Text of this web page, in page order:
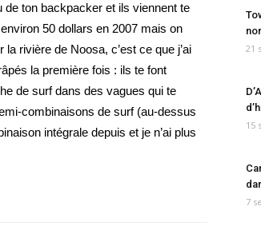
de ton backpacker et ils viennent te
50 dollars en 2007 mais on
rivière de Noosa, c’est ce que j’ai
la première fois : ils te font
de surf dans des vagues qui te
combinaisons de surf (au-dessus
intégrale depuis et je n’ai plus
21
15
7